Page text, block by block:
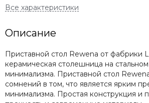
Описание
Приставной стол Rewena от фабрики
керамическая столешница на
минимализма. Приставной стол
сомнений в том, что является ярким
минимализма. Простая конструкция и